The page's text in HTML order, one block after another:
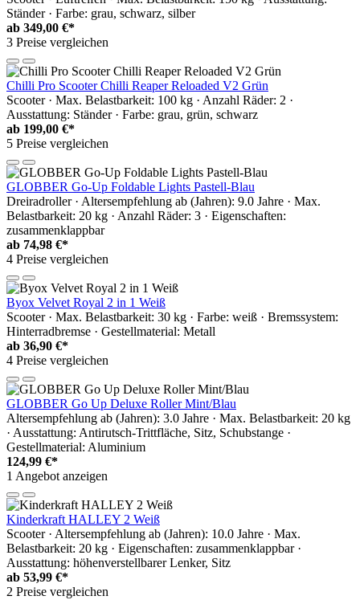
Ständer · Farbe: grau, schwarz, silber
ab 349,00 €*
3 Preise vergleichen
Chilli Pro Scooter Chilli Reaper Reloaded V2 Grün
Scooter · Max. Belastbarkeit: 100 kg · Anzahl Räder: 2 ·
Ausstattung: Ständer · Farbe: grau, grün, schwarz
ab 199,00 €*
5 Preise vergleichen
GLOBBER Go-Up Foldable Lights Pastell-Blau
Dreiradroller · Altersempfehlung ab (Jahren): 9.0 Jahre · Max.
Belastbarkeit: 20 kg · Anzahl Räder: 3 · Eigenschaften:
zusammenklappbar
ab 74,98 €*
4 Preise vergleichen
Byox Velvet Royal 2 in 1 Weiß
Scooter · Max. Belastbarkeit: 30 kg · Farbe: weiß · Bremssystem:
Hinterradbremse · Gestellmaterial: Metall
ab 36,90 €*
4 Preise vergleichen
GLOBBER Go Up Deluxe Roller Mint/Blau
Altersempfehlung ab (Jahren): 3.0 Jahre · Max. Belastbarkeit: 20 kg
· Ausstattung: Antirutsch-Trittfläche, Sitz, Schubstange ·
Gestellmaterial: Aluminium
124,99 €*
1 Angebot anzeigen
Kinderkraft HALLEY 2 Weiß
Scooter · Altersempfehlung ab (Jahren): 10.0 Jahre · Max.
Belastbarkeit: 20 kg · Eigenschaften: zusammenklappbar ·
Ausstattung: höhenverstellbarer Lenker, Sitz
ab 53,99 €*
2 Preise vergleichen